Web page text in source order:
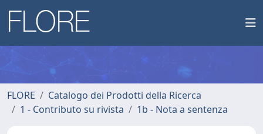
FLORE
Catalogo dei Prodotti della Ricerca
1 - Contributo su rivista
1b - Nota a sentenza